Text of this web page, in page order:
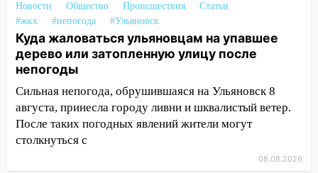
тысяч заявлений
15:04 Фоторепортаж с улиц Ульяновска
после шторма: поваленные деревья и
затопленные улицы
14:28 Ураган вырвал остановку на улице
Деева в Заволжье
14:26 Жители Ульяновска сами
Новости Общество Происшествия
Статьи
#жкх
#непогода #Ульяновск
Куда жаловаться ульяновцам на упавшее
дерево или затопленную улицу после
непогоды
Сильная непогода, обрушившаяся на Ульяновск 8
августа, принесла городу ливни и шквалистый ветер.
После таких погодных явлений жители могут
столкнуться с
08.08.2026